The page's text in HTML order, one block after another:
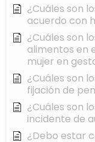
¿Cuáles son
acuerdo con
¿Cuáles son
alimentos en
mujer en
¿Cuáles son
fijación de
¿Cuáles son
incidente de
¿Debo estar